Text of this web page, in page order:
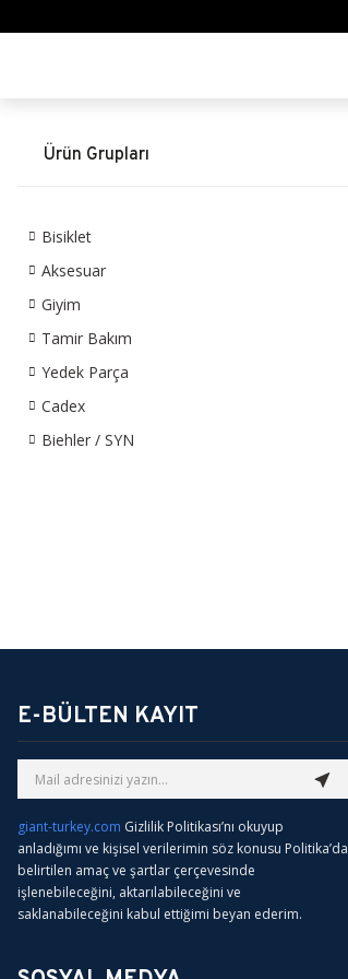
Ürün Grupları
Bisiklet
Aksesuar
Giyim
Tamir Bakım
Yedek Parça
Cadex
Biehler / SYN
E-BÜLTEN KAYIT
giant-turkey.com Gizlilik Politikası’nı okuyup
anladığımı ve kişisel verilerimin söz konusu Politika’da
belirtilen amaç ve şartlar çerçevesinde
işlenebileceğini, aktarılabileceğini ve
saklanabileceğini kabul ettiğimi beyan ederim.